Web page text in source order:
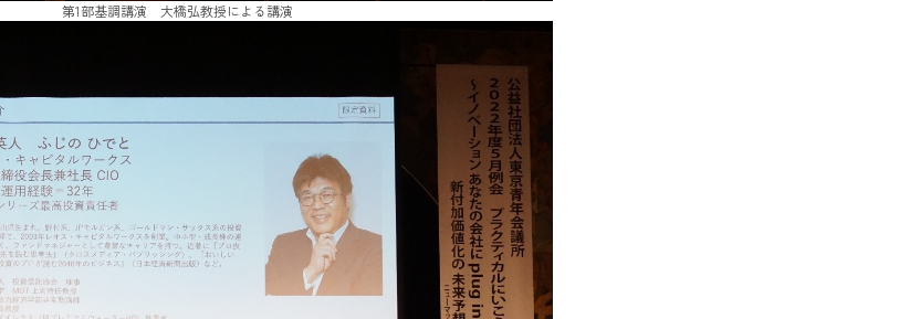
第1部基調講演 大橋弘教授による講演